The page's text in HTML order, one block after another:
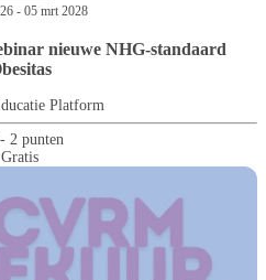
- 05 mrt 2028
nieuwe NHG-standaard
Platform
2 punten
Gratis